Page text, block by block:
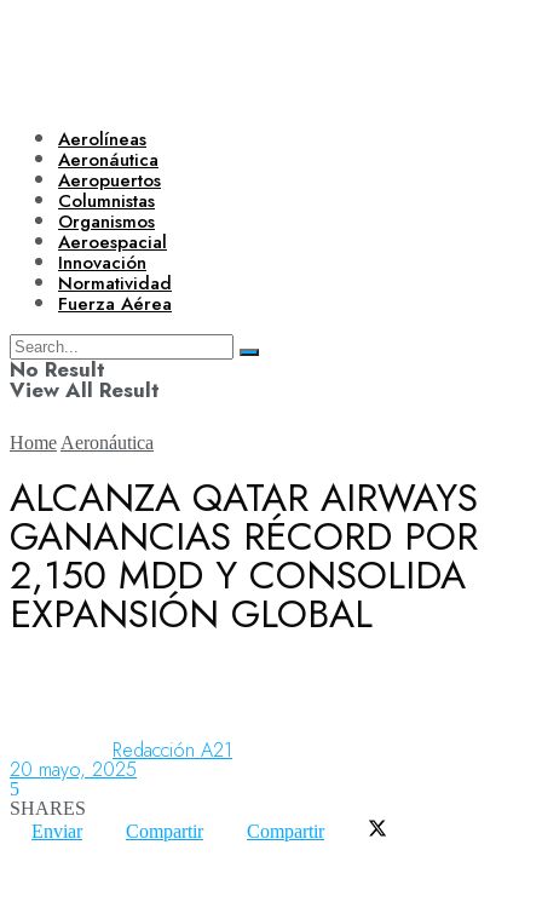
Aerolíneas
Aeronáutica
Aeropuertos
Columnistas
Organismos
Aeroespacial
Innovación
Normatividad
Fuerza Aérea
No Result
View All Result
Aerolíneas
Aeronáutica
Home Aeronáutica
ALCANZA QATAR AIRWAYS
GANANCIAS RÉCORD POR
2,150 MDD Y CONSOLIDA
EXPANSIÓN GLOBAL
Redacción A21
20 mayo, 2025
5
SHARES
Enviar
Compartir Compartir